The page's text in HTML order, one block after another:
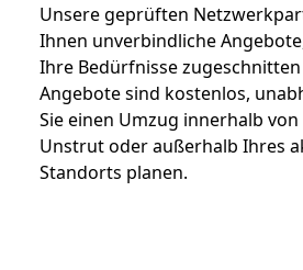
Unsere geprüften
Ihnen unverbindliche
Ihre Bedürfnisse
Angebote sind kostenlos,
Sie einen Umzug innerhalb
Unstrut oder außerhalb Ihres
Standorts planen.